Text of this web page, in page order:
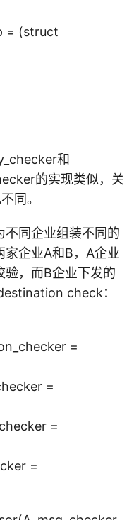
= (struct
和
的实现类似，关
同。
不同企业组装不同的
家企业A和B，A企业
验，而B企业下发的
check：
=
=
=
=